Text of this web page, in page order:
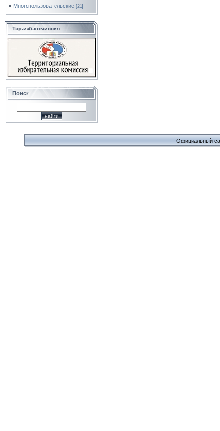
Многопользовательские [21]
Тер.изб.комиссия
Поиск
Официальный сайт